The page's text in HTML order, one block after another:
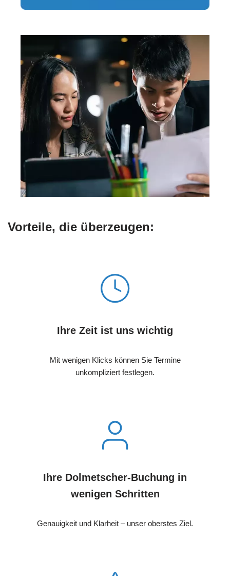
Vorteile, die überzeugen:
Ihre Zeit ist uns wichtig
Mit wenigen Klicks können Sie Termine
unkompliziert festlegen.
Ihre Dolmetscher-Buchung in
wenigen Schritten
Genauigkeit und Klarheit – unser oberstes Ziel.